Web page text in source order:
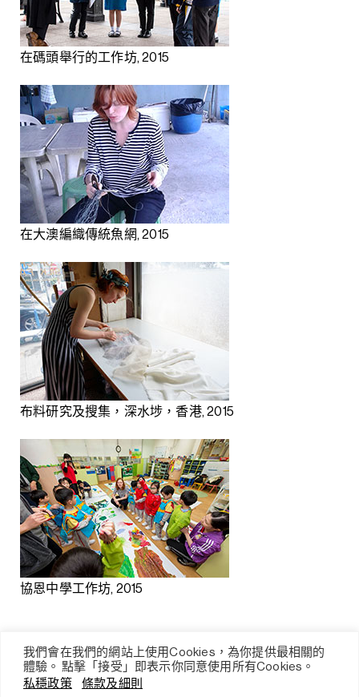
我們會在我們的網站上使用Cookies，為你提供最相關的
體驗。 點擊「接受」即表示你同意使用所有Cookies。
私穩政策
條款及細則
在碼頭舉行的工作坊, 2015
在大澳編織傳統魚網, 2015
布料研究及搜集，深水埗，香港, 2015
協恩中學工作坊, 2015